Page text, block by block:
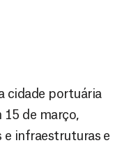
cidade portuária
de março,
infraestruturas e